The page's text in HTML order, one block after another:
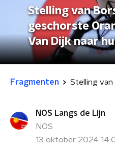
Stelling van
geschorste
Van Dijk naar
Fragmenten
NOS Langs de Lijn
NOS
13 oktober 2024